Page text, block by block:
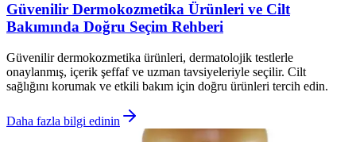
Güvenilir Dermokozmetika Ürünleri ve Cilt
Bakımında Doğru Seçim Rehberi
Güvenilir dermokozmetika ürünleri, dermatolojik testlerle
onaylanmış, içerik şeffaf ve uzman tavsiyeleriyle seçilir. Cilt
sağlığını korumak ve etkili bakım için doğru ürünleri tercih edin.
Daha fazla bilgi edinin